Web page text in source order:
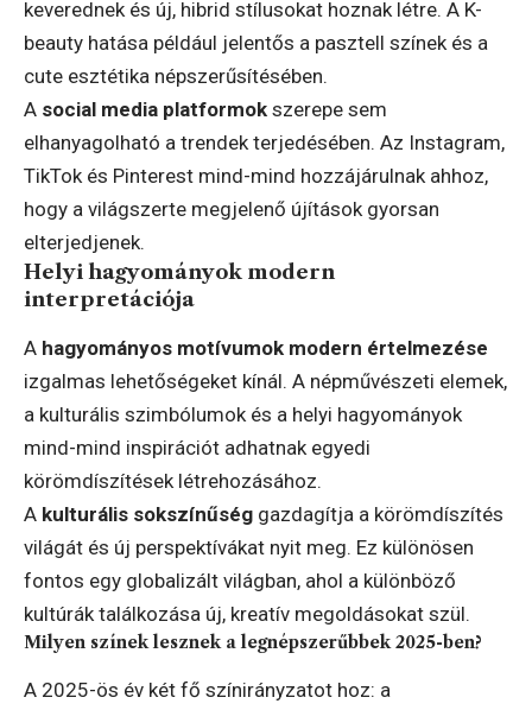
keverednek és új, hibrid stílusokat hoznak létre. A K-
beauty hatása például jelentős a pasztell színek és a
cute esztétika népszerűsítésében.
A social media platformok szerepe sem
elhanyagolható a trendek terjedésében. Az Instagram,
TikTok és Pinterest mind-mind hozzájárulnak ahhoz,
hogy a világszerte megjelenő újítások gyorsan
elterjedjenek.
Helyi hagyományok modern
interpretációja
A hagyományos motívumok modern értelmezése
izgalmas lehetőségeket kínál. A népművészeti elemek,
a kulturális szimbólumok és a helyi hagyományok
mind-mind inspirációt adhatnak egyedi
körömdíszítések létrehozásához.
A kulturális sokszínűség gazdagítja a körömdíszítés
világát és új perspektívákat nyit meg. Ez különösen
fontos egy globalizált világban, ahol a különböző
kultúrák találkozása új, kreatív megoldásokat szül.
Milyen színek lesznek a legnépszerűbbek 2025-ben?
A 2025-ös év két fő színirányzatot hoz: a